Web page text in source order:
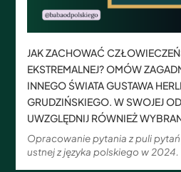
JAK ZACHOWAĆ
EKSTREMALNEJ? OMÓW
INNEGO ŚWIATA GUSTAWA
GRUDZIŃSKIEGO. W SWOJEJ
UWZGLĘDNIJ RÓWNIEŻ
Opracowanie pytania z puli
ustnej z języka polskiego w 2024.